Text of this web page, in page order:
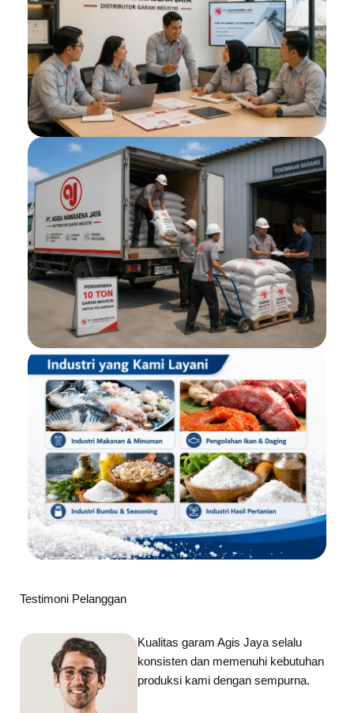
Testimoni Pelanggan
Kualitas garam Agis Jaya selalu
konsisten dan memenuhi kebutuhan
produksi kami dengan sempurna.